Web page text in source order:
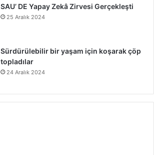
SAU’ DE Yapay Zekâ Zirvesi Gerçekleşti
25 Aralık 2024
Sürdürülebilir bir yaşam için koşarak çöp
topladılar
24 Aralık 2024